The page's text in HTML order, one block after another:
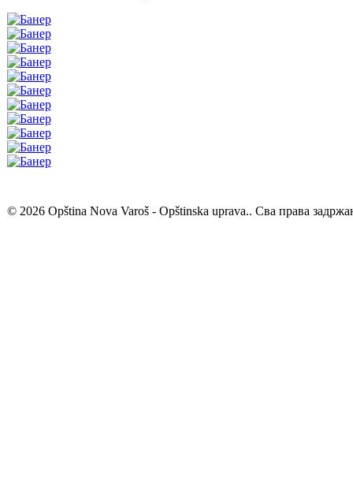
© 2026 Opština Nova Varoš - Opštinska uprava.. Сва права